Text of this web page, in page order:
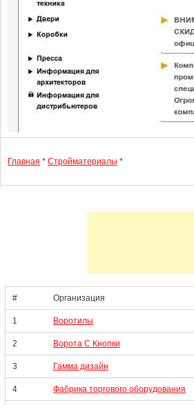
Главная * Стройматериалы *
# Организация
1 Воротилы
2 Ворота С Кнопки
3 Гамма дизайн
4 Фабрика торгового оборудования